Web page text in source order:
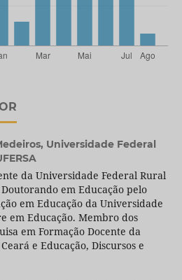
Universidade Federal
da Universidade Federal Rural
em Educação pelo
em Educação da Universidade
em Educação. Membro dos
em Formação Docente da
e Educação, Discursos e